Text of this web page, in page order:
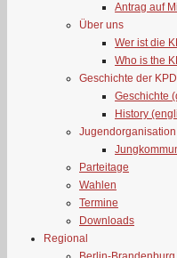
Antrag auf
Über uns
Wer ist die
Who is the
Geschichte der KPD
Geschichte
History
Jugendorganisation
Parteitage
Wahlen
Termine
Downloads
Regional